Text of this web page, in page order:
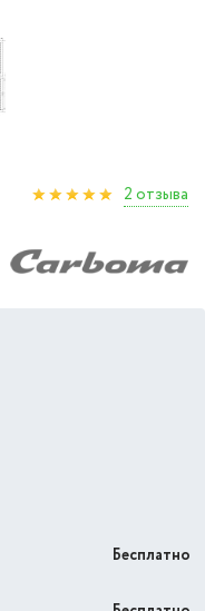
2 отзыва
Бесплатно